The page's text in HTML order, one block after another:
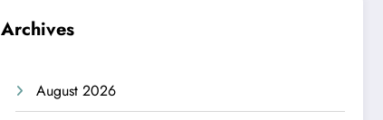
Archives
August 2026